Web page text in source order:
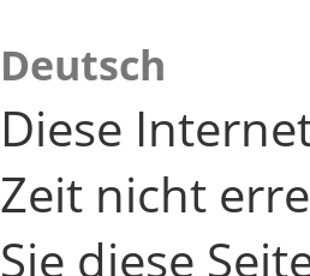
Deutsch
Diese
Zeit nicht
Sie diese